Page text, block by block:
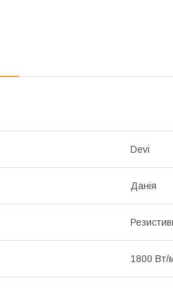
Devi
Данія
1800 Вт/